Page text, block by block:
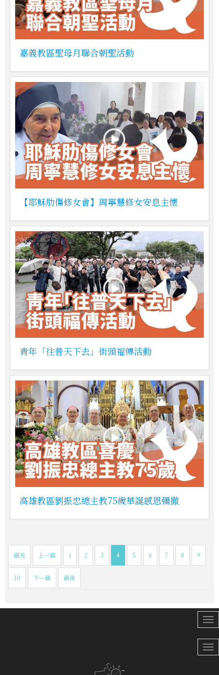
嘉義教區聖母月聯合朝聖活動
【耶穌肋傷修女會】周寧慧修女安息主懷
青年「往普天下去」街頭福傳活動
高雄教區劉振忠總主教75歲華誕感恩彌撒
最先 上一篇 1 2 3 4 5 6 7 8 9
10 下一篇 最後